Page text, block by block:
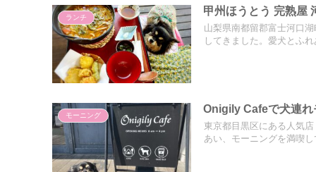
ランチ
甲州ほうとう 完熟屋
山梨県南都留郡富士河口
してきました。愛犬とふ
モーニング
Onigily Cafeで犬連れ
東京都目黒区にある人気
あい、モーニングを満喫